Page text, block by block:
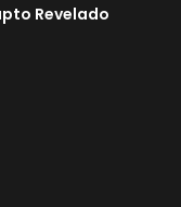
Revelado